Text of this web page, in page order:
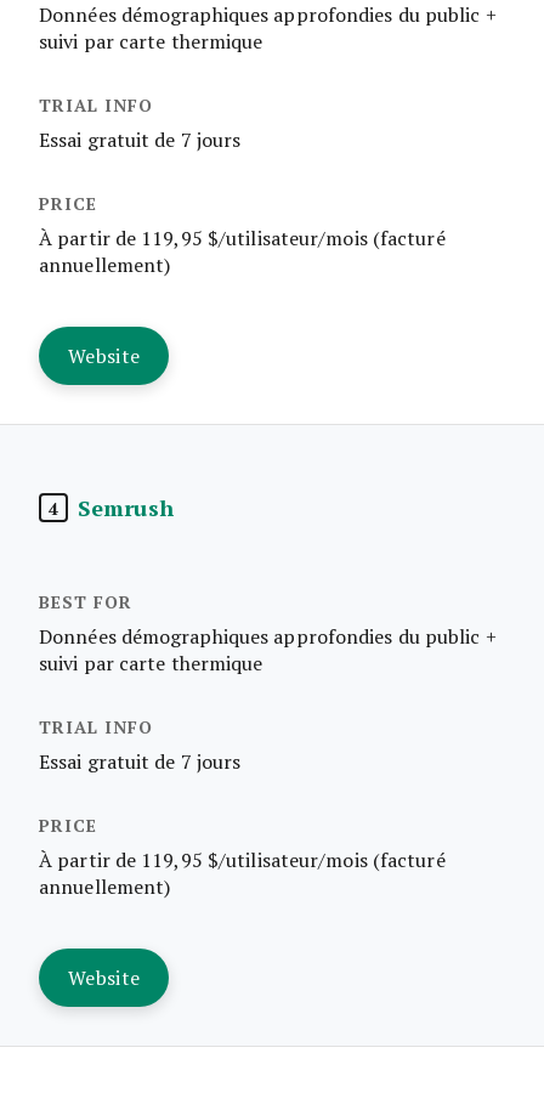
Données démographiques approfondies du public +
suivi par carte thermique
Essai gratuit de 7 jours
À partir de 119,95 $/utilisateur/mois (facturé
annuellement)
Website
4 Semrush
Données démographiques approfondies du public +
suivi par carte thermique
Essai gratuit de 7 jours
À partir de 119,95 $/utilisateur/mois (facturé
annuellement)
Website